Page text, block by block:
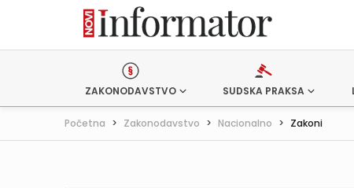
ZAKONODAVSTVO SUDSKA PRAKSA
Početna > Zakonodavstvo > Nacionalno > Zakoni